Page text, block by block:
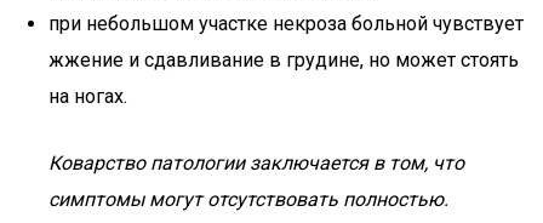
при небольшом участке некроза больной чувствует
жжение и сдавливание в грудине, но может стоять
на ногах.
Коварство патологии заключается в том, что
симптомы могут отсутствовать полностью.